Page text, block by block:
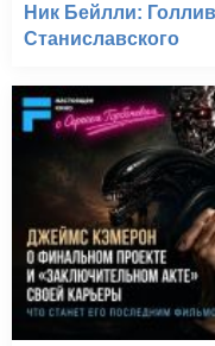
Ник Бейлли:
Станиславского